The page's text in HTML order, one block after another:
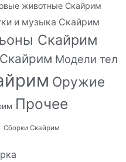
животные Скайрим
и музыка Скайрим
Скайрим
Модели тел
Оружие
Прочее
Сборки Скайрим